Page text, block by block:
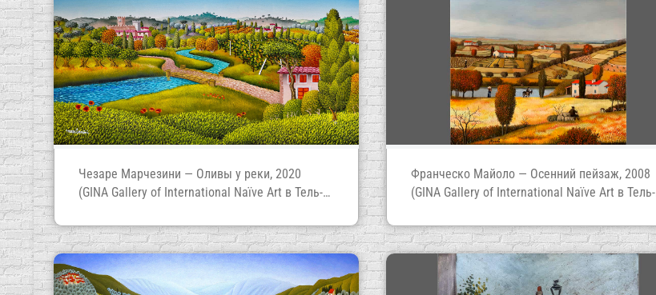
Чезаре Марчезини — Оливы у реки, 2020
(GINA Gallery of International Naïve Art в Тель-
Франческо Майоло — Осенний пейзаж, 2008
(GINA Gallery of International Naïve Art в Тель-